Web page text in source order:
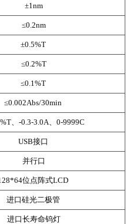
±1nm
≤0.2nm
±0.5%T
≤0.2%T
≤0.1%T
≤0.002Abs/30min
-0.3-3.0A 0-9999C
USB接口
并行口
位点阵式LCD
进口硅光二极管
进口长寿命钨灯